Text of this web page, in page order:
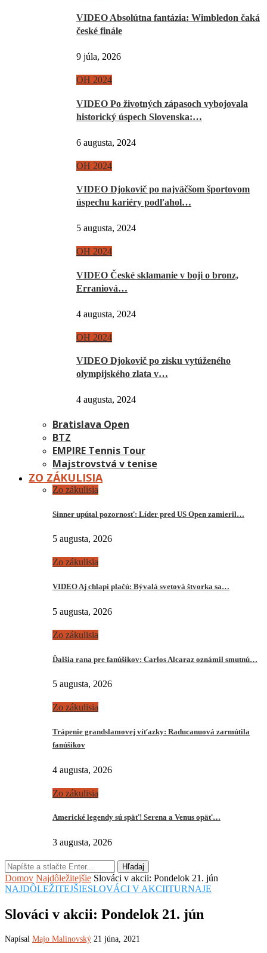
VIDEO Absolútna fantázia: Wimbledon čaká
české finále
9 júla, 2026
OH 2024
VIDEO Po životných zápasoch vybojovala
historický úspech Slovenska:…
6 augusta, 2024
OH 2024
VIDEO Djokovič po najväčšom športovom
úspechu kariéry podľahol…
5 augusta, 2024
OH 2024
VIDEO České sklamanie v boji o bronz,
Erraniová…
4 augusta, 2024
OH 2024
VIDEO Djokovič po zisku vytúženého
olympijského zlata v…
4 augusta, 2024
Bratislava Open
BTZ
EMPIRE Tennis Tour
Majstrovstvá v tenise
ZO ZÁKULISIA
Zo zákulisia
Sinner upútal pozornosť: Líder pred US Open zamieril…
5 augusta, 2026
Zo zákulisia
VIDEO Aj chlapi plačú: Bývalá svetová štvorka sa…
5 augusta, 2026
Zo zákulisia
Ďalšia rana pre fanúšikov: Carlos Alcaraz oznámil smutnú…
5 augusta, 2026
Zo zákulisia
Trápenie grandslamovej víťazky: Raducanuová zarmútila
fanúšikov
4 augusta, 2026
Zo zákulisia
Americké legendy sú späť! Serena a Venus opäť…
3 augusta, 2026
Hľadaj
Domov Najdôležitejšie Slováci v akcii: Pondelok 21. jún
NAJDÔLEŽITEJŠIESLOVÁCI V AKCIITURNAJE
Slováci v akcii: Pondelok 21. jún
Napísal Majo Malinovský 21 júna, 2021